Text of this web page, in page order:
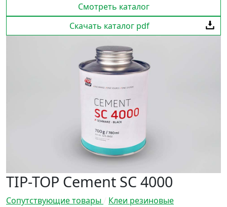
Смотреть каталог
Скачать каталог pdf
TIP-TOP Cement SC 4000
Сопутствующие товары Клеи резиновые